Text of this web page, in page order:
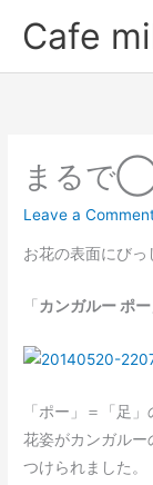
Cafe
まる
Leave a
お花の表面にび
「 カンガルー ポー
「ポー」＝「足」
花姿がカンガル
つけられました。